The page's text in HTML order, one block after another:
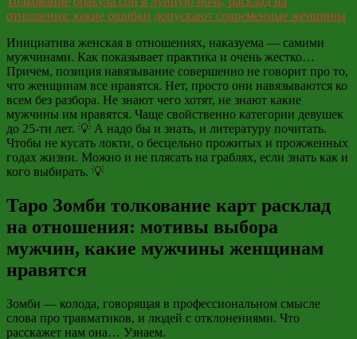
отношения: какие ошибки допускают современные женщины
Инициатива женская в отношениях, наказуема — самими
мужчинами. Как показывает практика и очень жестко…
Причем, позиция навязывание совершенно не говорит про то,
что женщинам все нравятся. Нет, просто они навязываются ко
всем без разбора. Не знают чего хотят, не знают какие
мужчины им нравятся. Чаще свойственно категории девушек
до 25-ти лет. 💡 А надо бы и знать, и литературу почитать.
Чтобы не кусать локти, о бесцельно прожитых и прожженных
годах жизни. Можно и не плясать на граблях, если знать как и
кого выбирать. 💡
Таро Зомби толкование карт расклад
на отношения: мотивы выбора
мужчин, какие мужчины женщинам
нравятся
Зомби — колода, говорящая в профессиональном смысле
слова про травматиков, и людей с отклонениями. Что
расскажет нам она… Узнаем.